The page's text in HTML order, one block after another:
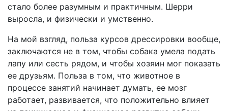
стало более разумным и практичным. Шерри
выросла, и физически и умственно.
На мой взгляд, польза курсов дрессировки вообще,
заключаются не в том, чтобы собака умела подать
лапу или сесть рядом, и чтобы хозяин мог показать
ее друзьям. Польза в том, что животное в
процессе занятий начинает думать, ее мозг
работает, развивается, что положительно влияет